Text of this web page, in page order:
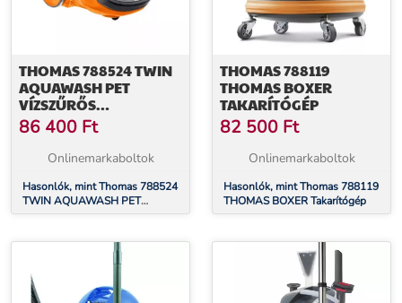
THOMAS 788524 TWIN
AQUAWASH PET
VÍZSZŰRŐS
TAKARÍTÓGÉP ÉS
KÁRPITTISZTÍTÓ
86 400 Ft
Onlinemarkaboltok
Hasonlók, mint Thomas 788524
TWIN AQUAWASH PET
Vízszűrős Takarítógép és
THOMAS 788119
THOMAS BOXER
TAKARÍTÓGÉP
82 500 Ft
Onlinemarkaboltok
Hasonlók, mint Thomas 788119
THOMAS BOXER Takarítógép